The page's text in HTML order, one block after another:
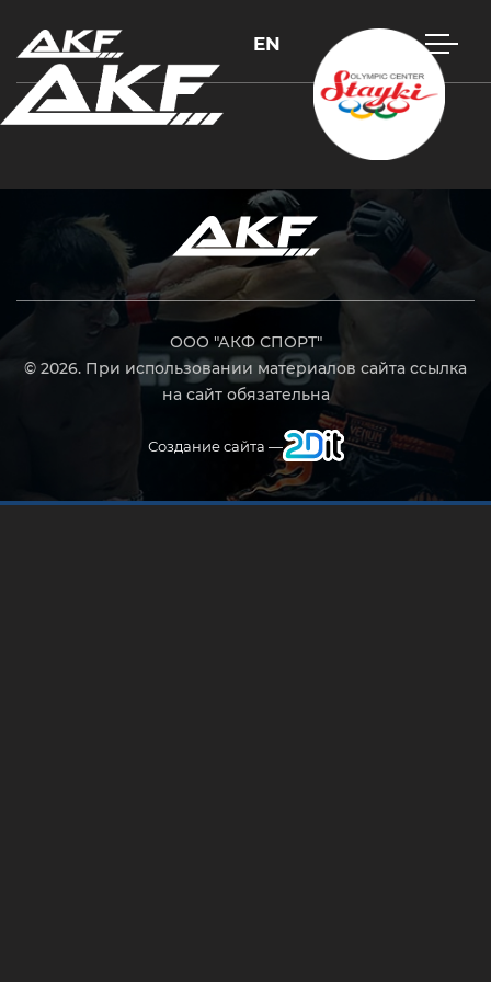
EN
ООО "АКФ СПОРТ"
© 2026. При использовании материалов сайта ссылка
на сайт обязательна
Создание сайта —
Нажмите Enter для поиска или Esc, чтобы закрыть